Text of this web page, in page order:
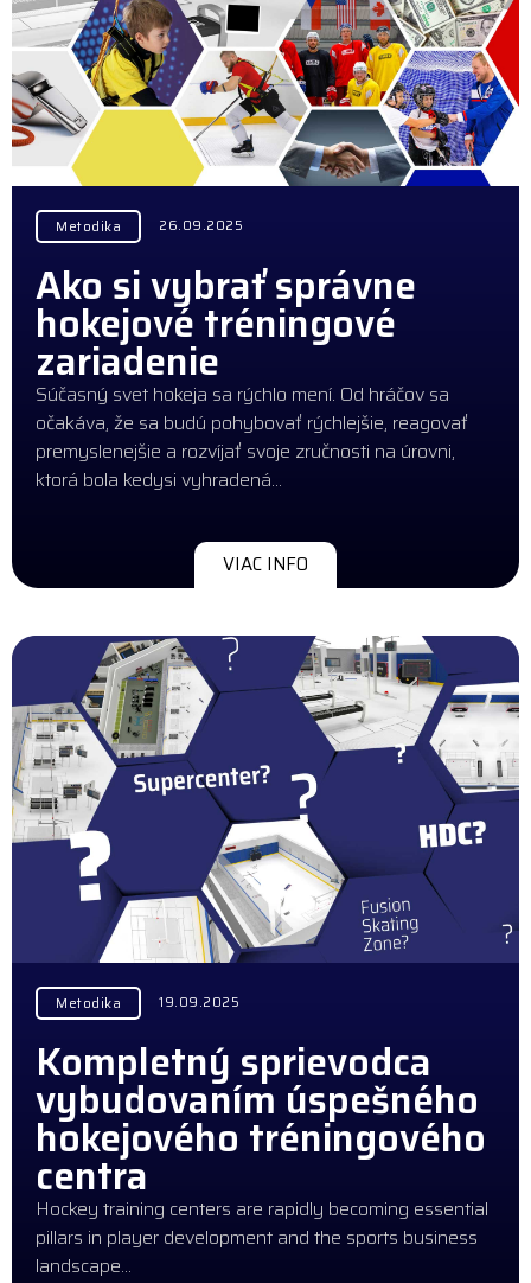
Metodika 26.09.2025
Ako si vybrať správne
hokejové tréningové
zariadenie
Súčasný svet hokeja sa rýchlo mení. Od hráčov sa
očakáva, že sa budú pohybovať rýchlejšie, reagovať
premyslenejšie a rozvíjať svoje zručnosti na úrovni,
ktorá bola kedysi vyhradená…
VIAC INFO
Metodika 19.09.2025
Kompletný sprievodca
vybudovaním úspešného
hokejového tréningového
centra
Hockey training centers are rapidly becoming essential
pillars in player development and the sports business
landscape…